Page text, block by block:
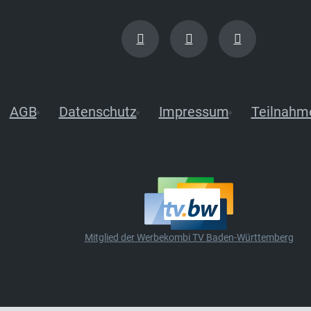
AGB Datenschutz Impressum
Mitglied der Werbekombi TV Baden-Württemberg